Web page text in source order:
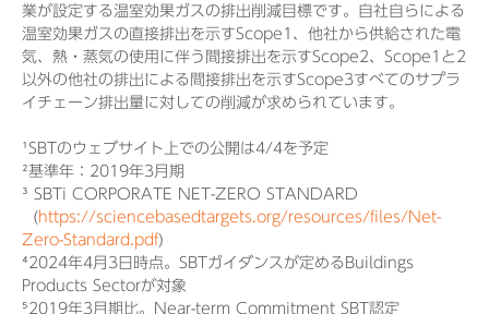
業が設定する温室効果ガスの排出削減目標です。自社自らによる
温室効果ガスの直接排出を示すScope1、他社から供給された電
気、熱・蒸気の使用に伴う間接排出を示すScope2、Scope1と2
以外の他社の排出による間接排出を示すScope3すべてのサプラ
イチェーン排出量に対しての削減が求められています。
¹SBTのウェブサイト上での公開は4/4を予定
²基準年：2019年3月期
³ SBTi CORPORATE NET-ZERO STANDARD
(https://sciencebasedtargets.org/resources/files/Net-
Zero-Standard.pdf)
⁴2024年4月3日時点。SBTガイダンスが定めるBuildings
Products Sectorが対象
⁵2019年3月期比。Near-term Commitment SBT認定